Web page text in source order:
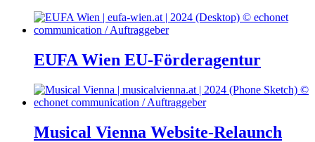
EUFA Wien EU-Förderagentur
Musical Vienna Website-Relaunch